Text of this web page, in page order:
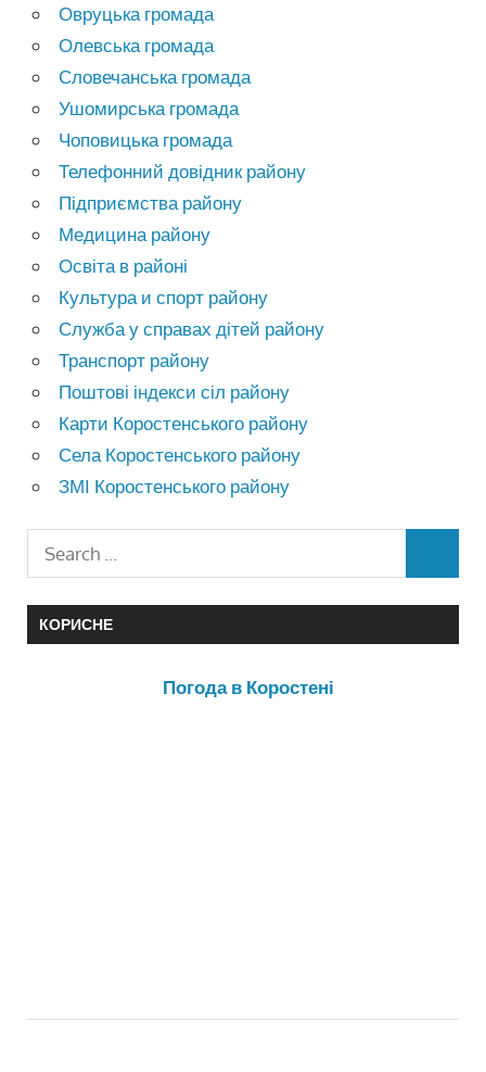
Овруцька громада
Олевська громада
Словечанська громада
Ушомирська громада
Чоповицька громада
Телефонний довідник району
Підприємства району
Медицина району
Освіта в районі
Культура и спорт району
Служба у справах дітей району
Транспорт району
Поштові індекси сіл району
Карти Коростенського району
Села Коростенського району
ЗМІ Коростенського району
КОРИСНЕ
Погода в Коростені